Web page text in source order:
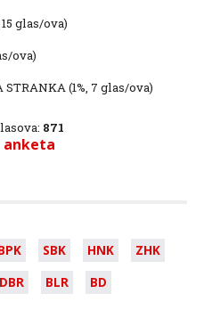
15 glas/ova)
ova)
STRANKA(1%, 7 glas/ova)
871
anketa
SBK HNK
ZHK
DBR BLR BD